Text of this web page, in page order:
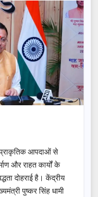
आपदाओं से
और राहत कार्यों के
दोहराई है। केंद्रीय
पुष्कर सिंह धामी